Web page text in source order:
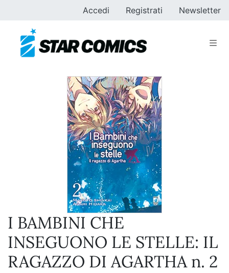
Accedi Registrati Newsletter
I BAMBINI CHE
INSEGUONO LE STELLE: IL
RAGAZZO DI AGARTHA n. 2